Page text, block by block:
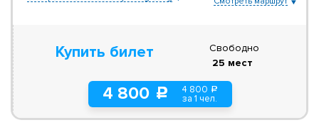
Купить билет
4 800 c 4 800 a
за 1 чел.
Свободно
25 мест